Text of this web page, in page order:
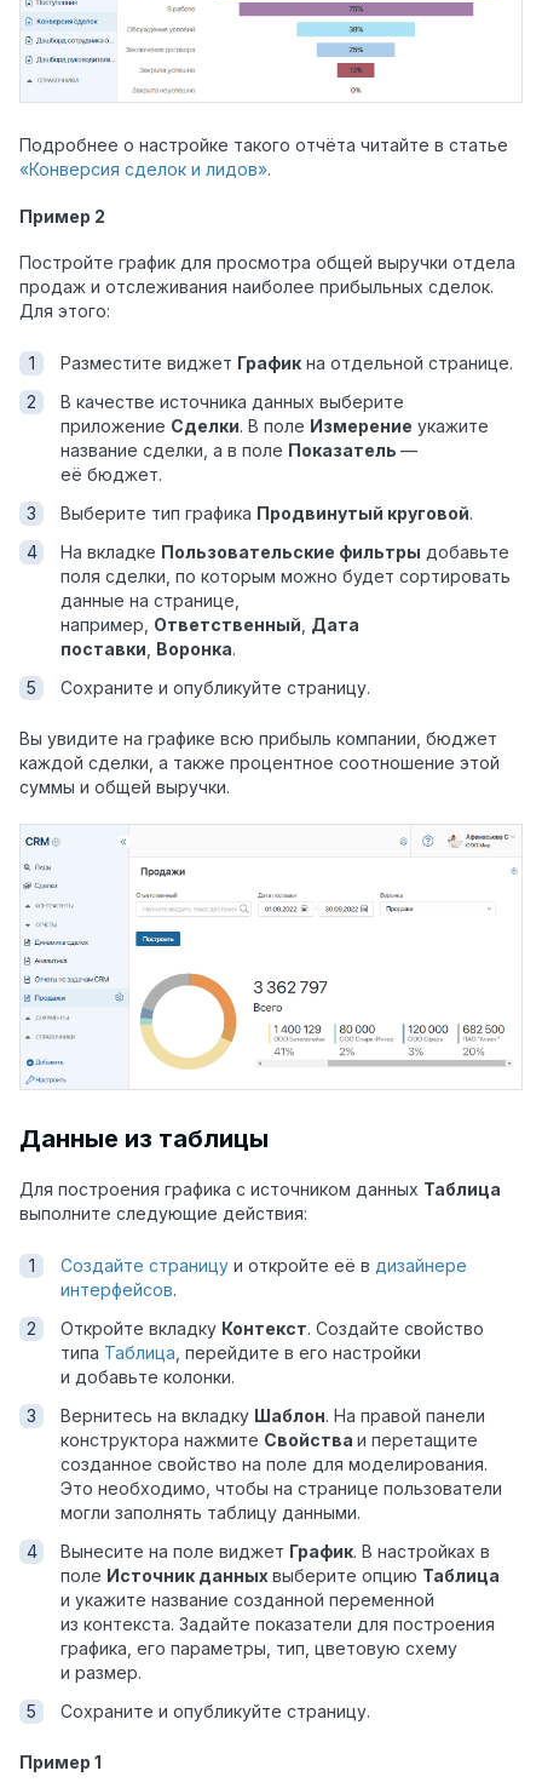
Подробнее о настройке такого отчёта читайте в статье
«Конверсия сделок и лидов».
Пример 2
Постройте график для просмотра общей выручки отдела
продаж и отслеживания наиболее прибыльных сделок.
Для этого:
Разместите виджет График на отдельной странице.
В качестве источника данных выберите
приложение Сделки. В поле Измерение укажите
название сделки, а в поле Показатель —
её бюджет.
Выберите тип графика Продвинутый круговой.
На вкладке Пользовательские фильтры добавьте
поля сделки, по которым можно будет сортировать
данные на странице,
например, Ответственный Дата
поставки Воронка.
Сохраните и опубликуйте страницу.
Вы увидите на графике всю прибыль компании, бюджет
каждой сделки, а также процентное соотношение этой
суммы и общей выручки.
Данные из таблицы
Для построения графика с источником данных Таблица
выполните следующие действия:
Создайте страницу и откройте её в дизайнере
интерфейсов.
Откройте вкладку Контекст. Создайте свойство
типа Таблица , перейдите в его настройки
и добавьте колонки.
Вернитесь на вкладку Шаблон. На правой панели
конструктора нажмите Свойства и перетащите
созданное свойство на поле для моделирования.
Это необходимо, чтобы на странице пользователи
могли заполнять таблицу данными.
Вынесите на поле виджет График. В настройках в
поле Источник данных выберите опцию Таблица
и укажите название созданной переменной
из контекста. Задайте показатели для построения
графика, его параметры, тип, цветовую схему
и размер.
Сохраните и опубликуйте страницу.
Пример 1